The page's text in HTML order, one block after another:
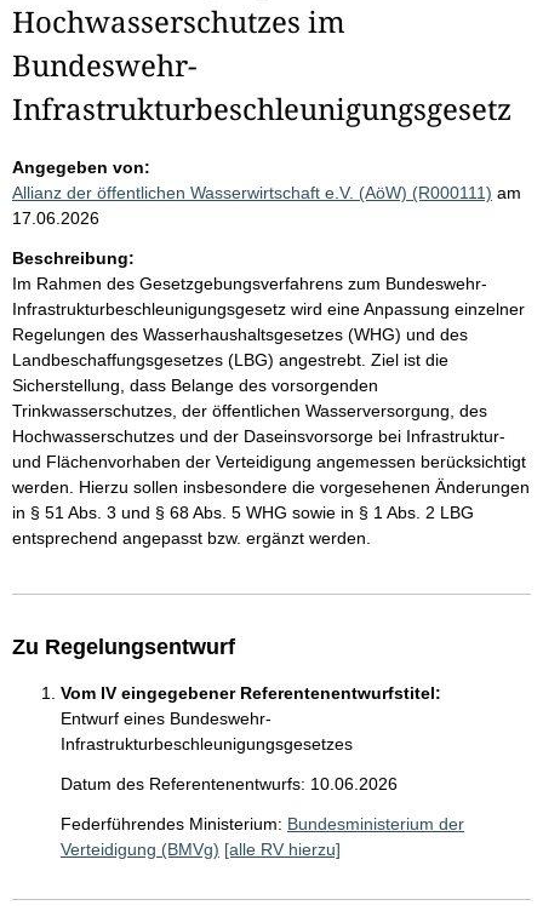
Hochwasserschutzes im
Bundeswehr-
Infrastrukturbeschleunigungsgesetz
Angegeben von:
Allianz der öffentlichen Wasserwirtschaft e.V. (AöW) (R000111) am
17.06.2026
Beschreibung:
Im Rahmen des Gesetzgebungsverfahrens zum Bundeswehr-
Infrastrukturbeschleunigungsgesetz wird eine Anpassung einzelner
Regelungen des Wasserhaushaltsgesetzes (WHG) und des
Landbeschaffungsgesetzes (LBG) angestrebt. Ziel ist die
Sicherstellung, dass Belange des vorsorgenden
Trinkwasserschutzes, der öffentlichen Wasserversorgung, des
Hochwasserschutzes und der Daseinsvorsorge bei Infrastruktur-
und Flächenvorhaben der Verteidigung angemessen berücksichtigt
werden. Hierzu sollen insbesondere die vorgesehenen Änderungen
in § 51 Abs. 3 und § 68 Abs. 5 WHG sowie in § 1 Abs. 2 LBG
entsprechend angepasst bzw. ergänzt werden.
Zu Regelungsentwurf
Vom IV eingegebener Referentenentwurfstitel:
Entwurf eines Bundeswehr-
Infrastrukturbeschleunigungsgesetzes
Datum des Referentenentwurfs: 10.06.2026
Federführendes Ministerium: Bundesministerium der
Verteidigung (BMVg) [alle RV hierzu]